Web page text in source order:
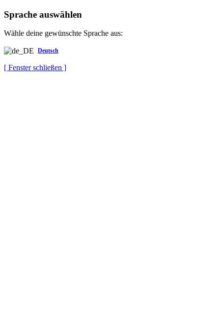
Sprache auswählen
Wähle deine gewünschte Sprache aus:
Deutsch
[ Fenster schließen ]